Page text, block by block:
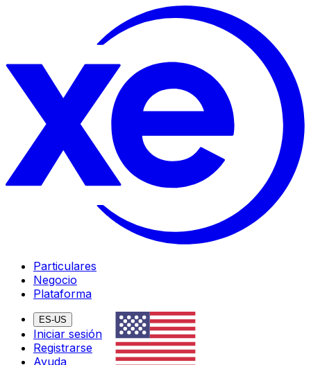
Particulares
Negocio
Plataforma
ES-US
Iniciar sesión
Registrarse
Ayuda